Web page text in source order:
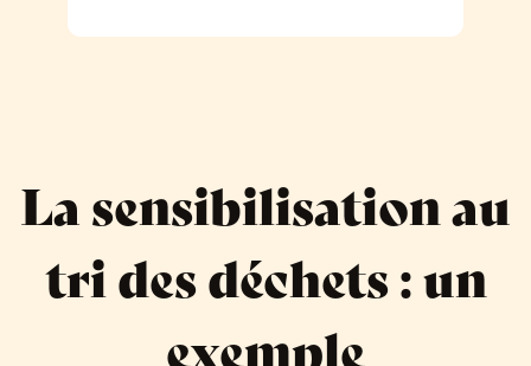
La sensibilisation au
tri des déchets : un
exemple